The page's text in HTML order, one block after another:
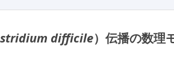
difficile）伝播の数理